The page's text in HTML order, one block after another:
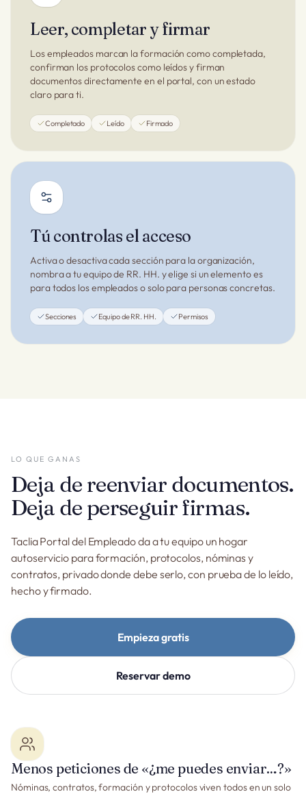
Leer, completar y firmar
Los empleados marcan la formación como completada,
confirman los protocolos como leídos y firman
documentos directamente en el portal, con un estado
claro para ti.
Completado Leído Firmado
Tú controlas el acceso
Activa o desactiva cada sección para la organización,
nombra a tu equipo de RR. HH. y elige si un elemento es
para todos los empleados o solo para personas concretas.
Secciones Equipo de RR. HH. Permisos
LO QUE GANAS
Deja de reenviar documentos.
Deja de perseguir firmas.
Taclia Portal del Empleado da a tu equipo un hogar
autoservicio para formación, protocolos, nóminas y
contratos, privado donde debe serlo, con prueba de lo leído,
hecho y firmado.
Empieza gratis
Reservar demo
Menos peticiones de «¿me puedes enviar…?»
Nóminas, contratos, formación y protocolos viven todos en un solo